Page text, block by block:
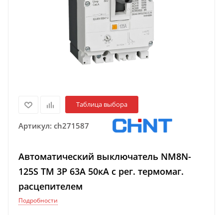
Таблица выбора
Артикул: ch271587
Автоматический выключатель NM8N-
125S TM 3P 63А 50кА с рег. термомаг.
расцепителем
Подробности